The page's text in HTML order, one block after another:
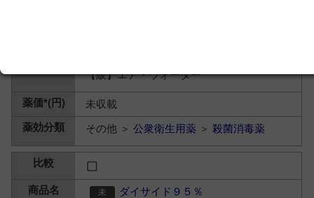
【販】エア・ウォーター
未収載
その他 ＞公衆衛生用薬 ＞ 殺菌消毒薬
ダイサイド９５％